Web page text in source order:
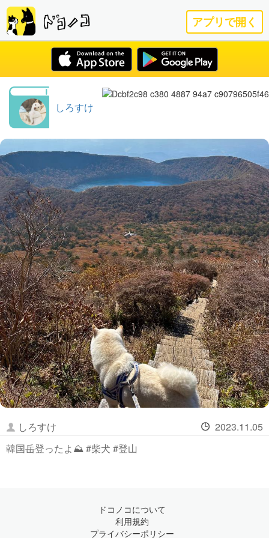
アプリで開く
しろすけ
しろすけ
2023.11.05
韓国岳登ったよ⛰ #柴犬 #登山
ドコノコについて
利用規約
プライバシーポリシー